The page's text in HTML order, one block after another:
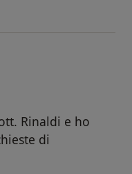
Rinaldi e ho
di